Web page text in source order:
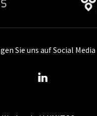
Sie uns auf Social Media